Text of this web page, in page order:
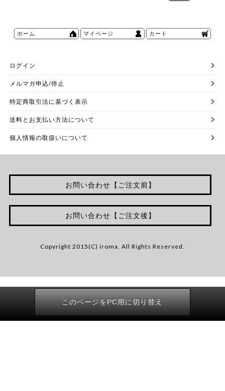
ホーム マイページ カート
ログイン
メルマガ申込/停止
特定商取引法に基づく表示
送料とお支払い方法について
個人情報の取扱いについて
お問い合わせ【ご注文前】
お問い合わせ【ご注文後】
Copyright 2015(C) iroma. All Rights Reserved.
このページをPC用に切り替え